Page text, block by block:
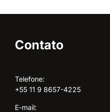
Contato
Telefone:
+55 11 9 8657-4225
E-mail: